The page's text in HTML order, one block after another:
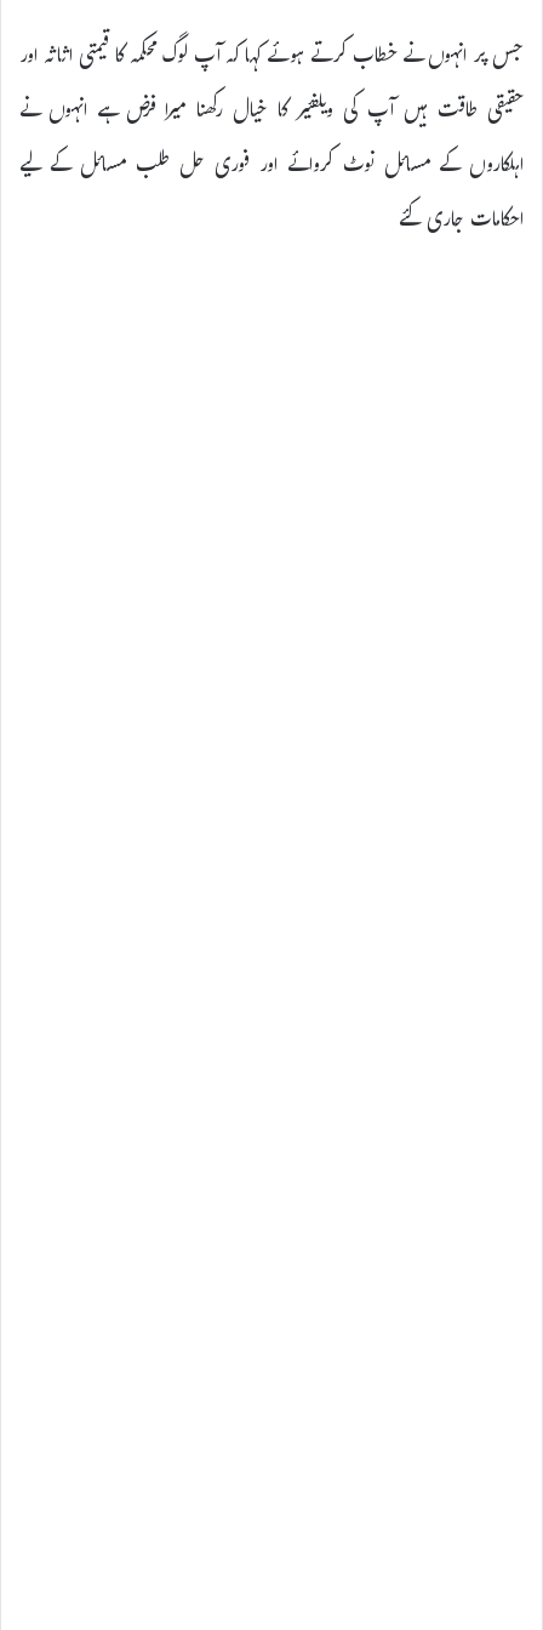
جس پر انہوں نے خطاب کرتے ہوئے کہا کہ آپ لوگ محکمہ کا قیمتی اثاثہ اور
حقیقی طاقت ہیں آپ کی ویلفئیر کا خیال رکھنا میرا فرض ہے انہوں نے
اہلکاروں کے مسائل نوٹ کروائے اور فوری حل طلب مسائل کے لیے
احکامات جاری کئے